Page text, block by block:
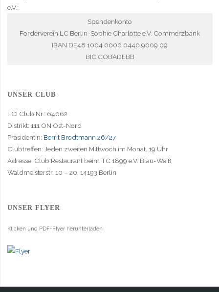
e.V.:
Spendenkonto
Förderverein LC Berlin-Sophie Charlotte e.V. Commerzbank
IBAN DE48 1004 0000 0440 9009 09
BIC COBADEBB
UNSER CLUB
LCI Club Nr.: 64062
Distrikt: 111 ON Ost-Nord
Präsidentin: Berrit Brodtmann 26/27
Clubtreffen: Jeden zweiten Mittwoch im Monat, 19 Uhr
Adresse: Club Restaurant beim TC 1899 e.V. Blau-Weiß,
Waldmeisterstr. 10 – 20, 14193 Berlin
UNSER FLYER
Klicken und PDF-Flyer herunterladen